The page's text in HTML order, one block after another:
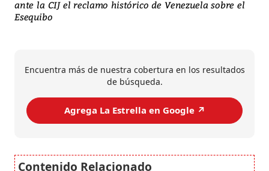
ante la CIJ el reclamo histórico de Venezuela sobre el
Esequibo
Encuentra más de nuestra cobertura en los resultados
de búsqueda.
Agrega La Estrella en Google ↗️